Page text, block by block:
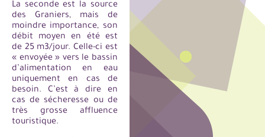
La seconde est la source
des Graniers, mais de
moindre importance, son
débit moyen en été est
de 25 m3/jour. Celle-ci est
« envoyée » vers le bassin
d’alimentation en eau
uniquement en cas de
besoin. C’est à dire en
cas de sécheresse ou de
très grosse affluence
touristique.